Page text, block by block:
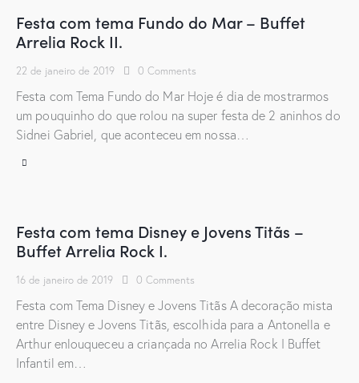
Festa com tema Fundo do Mar – Buffet
Arrelia Rock II.
22 de janeiro de 2019 0 Comments
Festa com Tema Fundo do Mar Hoje é dia de mostrarmos
um pouquinho do que rolou na super festa de 2 aninhos do
Sidnei Gabriel, que aconteceu em nossa…
Festa com tema Disney e Jovens Titãs –
Buffet Arrelia Rock I.
16 de janeiro de 2019 0 Comments
Festa com Tema Disney e Jovens Titãs A decoração mista
entre Disney e Jovens Titãs, escolhida para a Antonella e
Arthur enlouqueceu a criançada no Arrelia Rock I Buffet
Infantil em…